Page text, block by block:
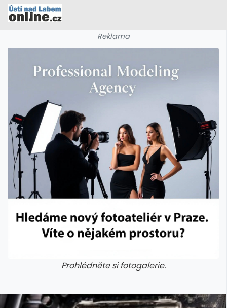
Reklama
Prohlédněte si fotogalerie.